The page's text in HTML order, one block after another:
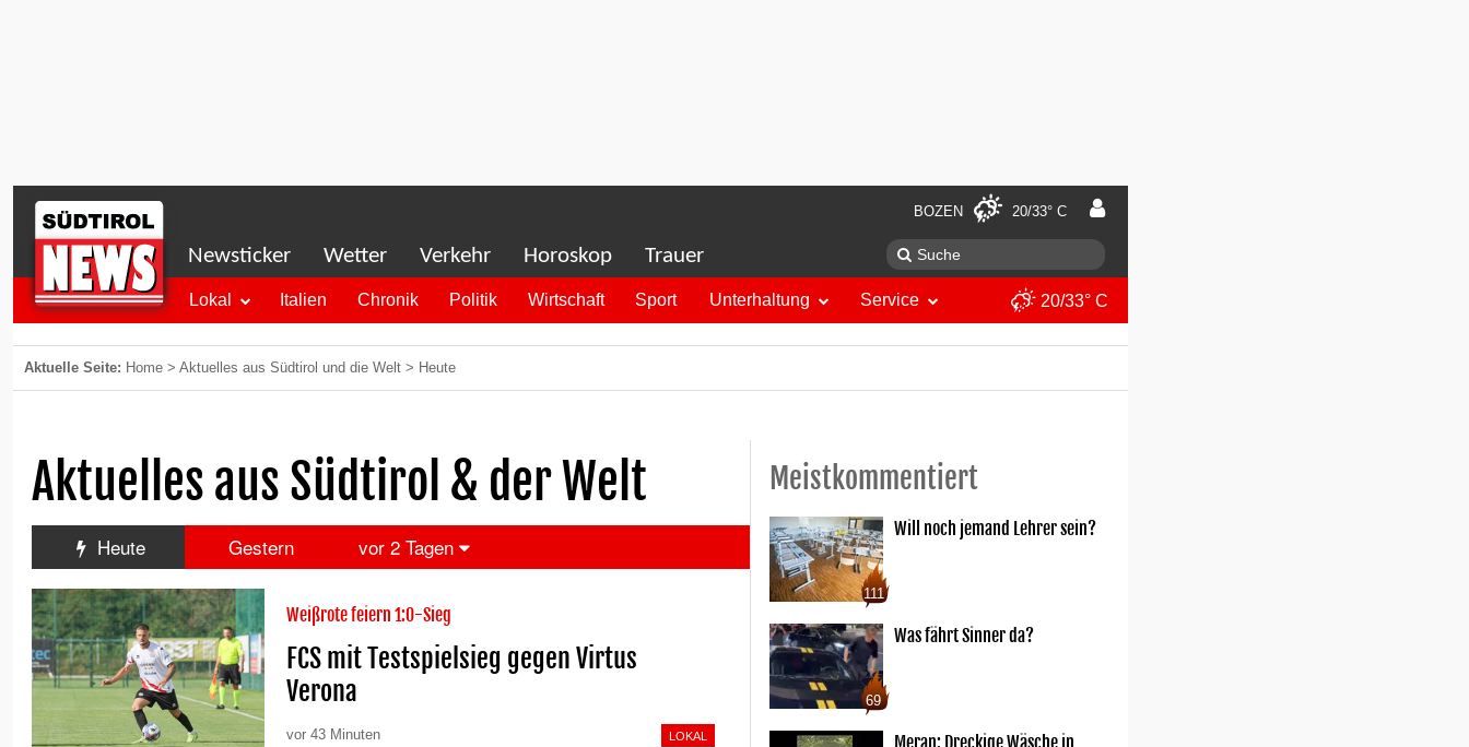
BOZEN 20/33° C
Newsticker Wetter Verkehr Horoskop Trauer
Lokal Italien Chronik Politik Wirtschaft Sport Unterhaltung Service 20/33° C
Aktuelle Seite: Home > Aktuelles aus Südtirol und die Welt > Heute
Aktuelles aus Südtirol & der Welt
Heute Gestern vor 2 Tagen
Weißrote feiern 1:0-Sieg
FCS mit Testspielsieg gegen Virtus
Verona
vor 43 Minuten LOKAL
Meistkommentiert
111
Will noch jemand Lehrer sein?
69
Was fährt Sinner da?
Meran: Dreckige Wäsche in